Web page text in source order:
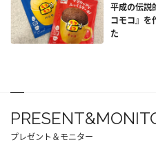
平成の伝説
コモコ』を
た
プレゼント＆モニター